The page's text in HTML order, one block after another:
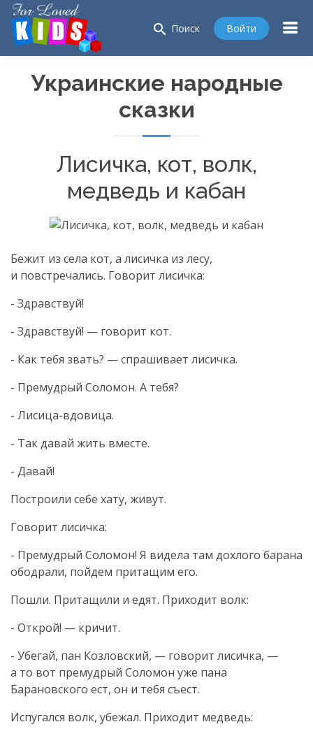
search Поиск Войти
Украинские народные
сказки
Лисичка, кот, волк,
медведь и кабан
Бежит из села кот, а лисичка из лесу,
и повстречались. Говорит лисичка:
- Здравствуй!
- Здравствуй! — говорит кот.
- Как тебя звать? — спрашивает лисичка.
- Премудрый Соломон. А тебя?
- Лисица-вдовица.
- Так давай жить вместе.
- Давай!
Построили себе хату, живут.
Говорит лисичка:
- Премудрый Соломон! Я видела там дохлого барана
ободрали, пойдем притащим его.
Пошли. Притащили и едят. Приходит волк:
- Открой! — кричит.
- Убегай, пан Козловский, — говорит лисичка, —
а то вот премудрый Соломон уже пана
Барановского ест, он и тебя съест.
Испугался волк, убежал. Приходит медведь: